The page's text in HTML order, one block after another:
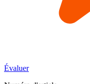
Évaluer